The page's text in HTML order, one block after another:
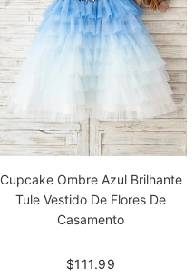
Cupcake Ombre Azul Brilhante
Tule Vestido De Flores De
Casamento
$111.99